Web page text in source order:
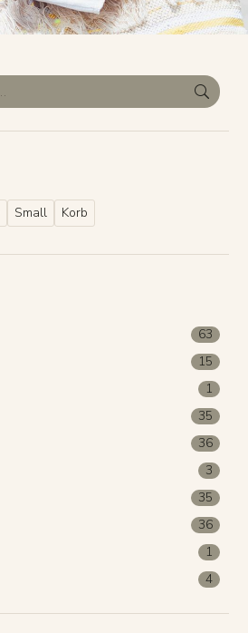
Small Korb
63
15
1
35
36
3
35
36
1
4